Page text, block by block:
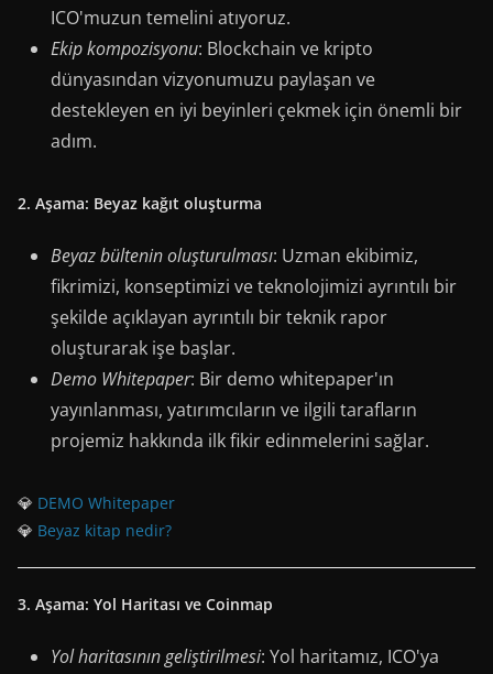
ICO'muzun temelini atıyoruz.
Ekip kompozisyonu: Blockchain ve kripto
dünyasından vizyonumuzu paylaşan ve
destekleyen en iyi beyinleri çekmek için önemli bir
adım.
2. Aşama: Beyaz kağıt oluşturma
Beyaz bültenin oluşturulması: Uzman ekibimiz,
fikrimizi, konseptimizi ve teknolojimizi ayrıntılı bir
şekilde açıklayan ayrıntılı bir teknik rapor
oluşturarak işe başlar.
Demo Whitepaper: Bir demo whitepaper'ın
yayınlanması, yatırımcıların ve ilgili tarafların
projemiz hakkında ilk fikir edinmelerini sağlar.
💎 DEMO Whitepaper
💎 Beyaz kitap nedir?
3. Aşama: Yol Haritası ve Coinmap
Yol haritasının geliştirilmesi: Yol haritamız, ICO'ya